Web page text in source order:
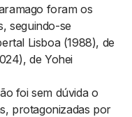
foram os
seguindo-se
Lisboa(1988), de
de Yohei
foi sem dúvida o
protagonizadas por